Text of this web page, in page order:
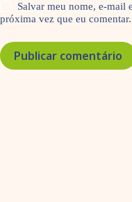
Salvar meu nome, e-mail
próxima vez que eu comentar.
Publicar comentário